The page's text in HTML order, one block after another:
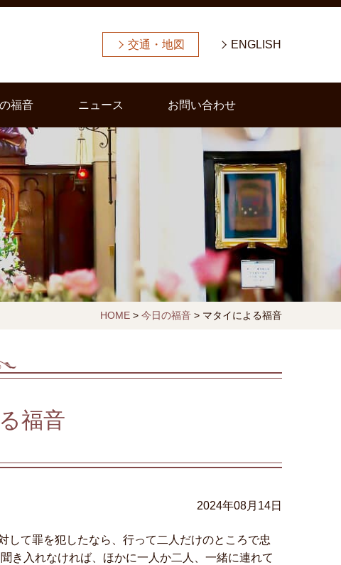
交通・地図 ENGLISH
福音 ニュース お問い合わせ
HOME> 今日の福音> マタイによる福音
福音
2024年08月14日
して罪を犯したなら、行って二人だけのところで忠
き入れなければ、ほかに一人か二人、一緒に連れて